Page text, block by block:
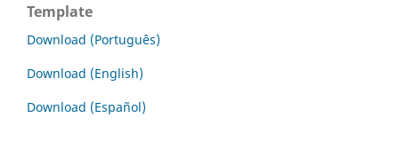
Template
Download (Português)
Download (English)
Download (Español)